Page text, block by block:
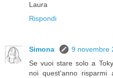
Laura
Rispondi
Simona
9 novembre
Se vuoi stare solo a
noi quest'anno risparmi